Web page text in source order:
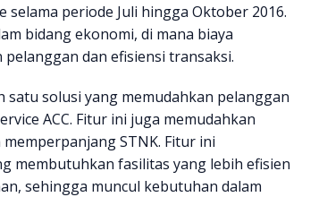
periode Juli hingga Oktober 2016.
bidang ekonomi, di mana biaya
dan efisiensi transaksi.
satu solusi yang memudahkan pelanggan
ACC. Fitur ini juga memudahkan
STNK. Fitur ini
membutuhkan fasilitas yang lebih efisien
sehingga muncul kebutuhan dalam